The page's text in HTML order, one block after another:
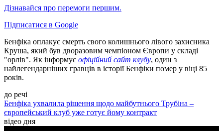
Дізнавайся про перемоги першим.
Підписатися в Google
Бенфіка оплакує смерть свого колишнього лівого захисника
Круша, який був дворазовим чемпіоном Європи у складі
"орлів". Як інформує офіційний сайт клубу, один з
найлегендарніших гравців в історії Бенфіки помер у віці 85
років.
до речі
Бенфіка ухвалила рішення щодо майбутнього Трубіна –
європейський клуб уже готує йому контракт
відео дня